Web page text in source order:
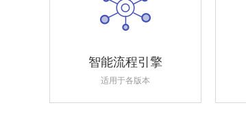
智能流程引擎
适用于各版本